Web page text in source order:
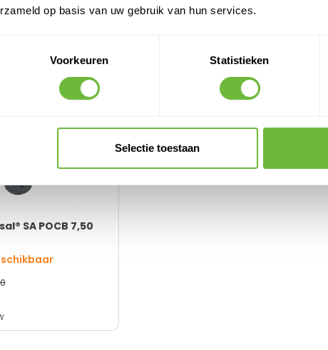
op basis van uw gebruik van hun services.
Voorkeuren Statistieken
Selectie toestaan
Snel droog in 30 minuten
dakafwerkingen
Oplosmiddelhoudend, voorzichtig
SA POCB 7,50